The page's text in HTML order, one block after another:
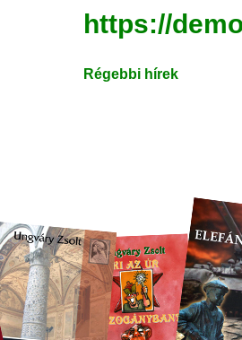
https://
Régebbi hírek